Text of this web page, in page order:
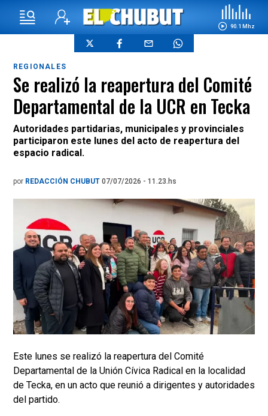
90.1 Mhz
REGIONALES
Se realizó la reapertura del Comité
Departamental de la UCR en Tecka
Autoridades partidarias, municipales y provinciales
participaron este lunes del acto de reapertura del
espacio radical.
por REDACCIÓN CHUBUT 07/07/2026 - 11.23.hs
Este lunes se realizó la reapertura del Comité
Departamental de la Unión Cívica Radical en la localidad
de Tecka, en un acto que reunió a dirigentes y autoridades
del partido.